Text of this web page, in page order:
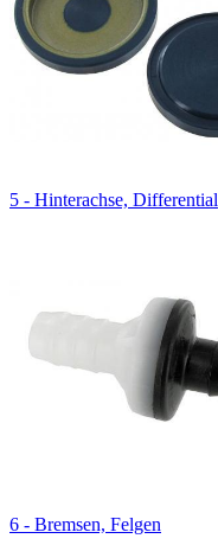
5 - Hinterachse, Differential
6 - Bremsen, Felgen